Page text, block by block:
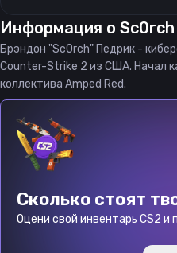
Информация о Sc0rch
Брэндон "Sc0rch" Педрик -
Counter-Strike 2 из США. Начал
коллектива Amped Red.
Сколько стоят
Оцени свой инвентарь CS2 и